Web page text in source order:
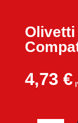
Olivetti
4,73 €